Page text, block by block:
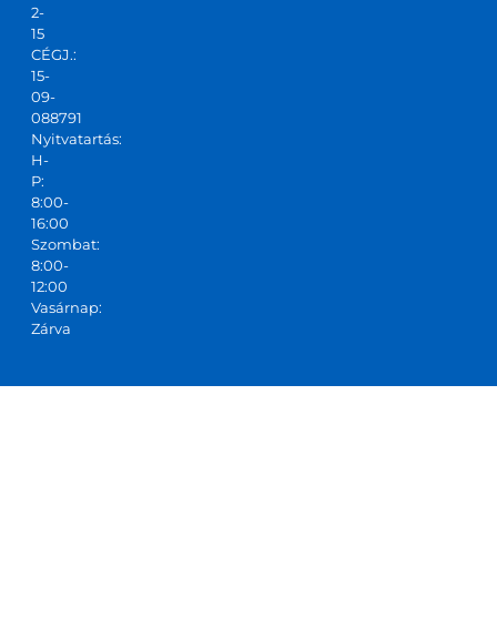
2-
15
CÉGJ.:
15-
09-
088791
Nyitvatartás:
H-
P:
8:00-
16:00
Szombat:
8:00-
12:00
Vasárnap:
Zárva